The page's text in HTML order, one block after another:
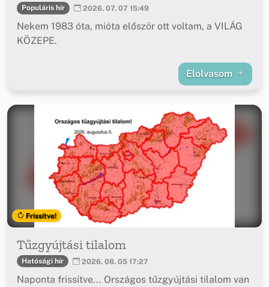
Populáris hír 2026. 07. 07 15:49
Nekem 1983 óta, mióta először ott voltam, a VILÁG
KÖZEPE.
Elolvasom
Frissítve!
Tűzgyújtási tilalom
Hatósági hír 2026. 08. 05 17:27
Naponta frissítve... Országos tűzgyújtási tilalom van